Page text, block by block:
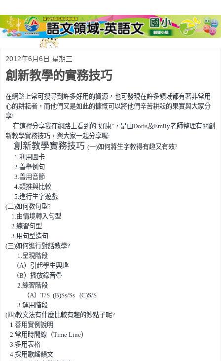
2012年6月6日 星期三
創新教學的實務技巧
在網路上常可搜尋到許多好用的資源，也可發現在許多領域都有著非常用
心的耕耘者，而他們又是如此的慷慨可以將他們辛苦耕耘的果實與大家分
享!
在這裡分享我在網路上看到的"好康" ，是由Doris及Emily老師整理有關創
新教學實務技巧，與大家一起分享喔:
創新教學實務技巧 (一)如何將生字教得有趣又有效?
1. 利用圖卡
2. 善舉例句
3. 善用音節
4. 類推與比較
5. 進行生字遊戲
(二)如何教句型?
1. 由情境轉入句型
2. 練習句型
3. 用句型造句
(三)如何進行對話教學?
1. 呈現階段
（A）引起學生興趣
（B）播放錄音帶
2. 練習階段
（A） T/S (B)Ss/Ss (C)S/S
3. 運用階段
(四)教文法有什麼比較有趣的妙點子呢?
1. 善用實例說明
2. 常用時間線（Time Line）
3. 多用表格
4. 採用歌謠韻文